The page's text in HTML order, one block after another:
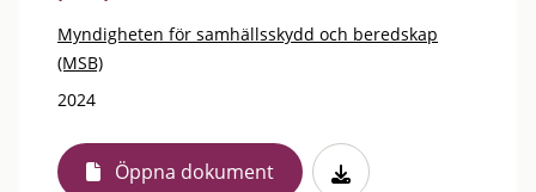
Myndigheten för samhällsskydd och beredskap
(MSB)
2024
Öppna dokument